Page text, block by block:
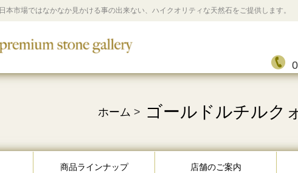
日本市場ではなかなか見かける事の出来ない、ハイクオリティな天然石をご提供します。
ホーム > ゴールドルチルク
商品ラインナップ 店舗のご案内